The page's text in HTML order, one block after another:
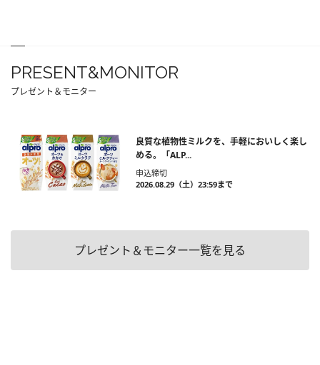
PRESENT&MONITOR
プレゼント＆モニター
良質な植物性ミルクを、手軽においしく楽し
める。「ALP...
申込締切
2026.08.29（土）23:59まで
プレゼント＆モニター一覧を見る